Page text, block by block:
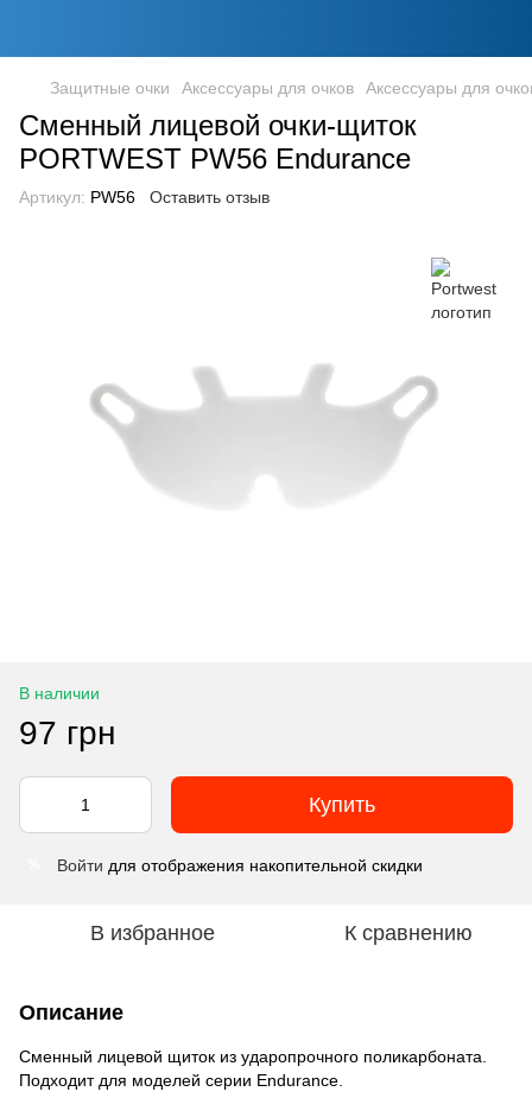
Защитные очки Аксессуары для очков Аксессуары для
Сменный лицевой очки-щиток
PORTWEST PW56 Endurance
Артикул: PW56 Оставить отзыв
В наличии
97 грн
Купить
Войти для отображения накопительной скидки
В избранное К сравнению
Описание
Сменный лицевой щиток из ударопрочного поликарбоната.
Подходит для моделей серии Endurance.